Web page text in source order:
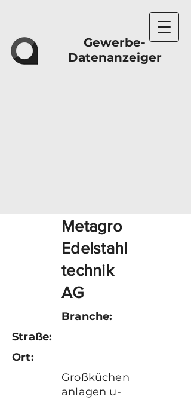
Gewerbe-
Datenanzeiger
Metagro
Edelstahl
technik
AG
Branche:
Straße:
Ort:
Großküchen
anlagen u-